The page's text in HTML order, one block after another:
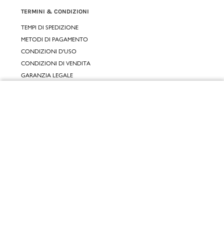
TERMINI & CONDIZIONI
TEMPI DI SPEDIZIONE
METODI DI PAGAMENTO
CONDIZIONI D'USO
CONDIZIONI DI VENDITA
GARANZIA LEGALE